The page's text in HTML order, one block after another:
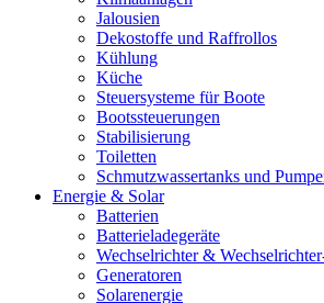
Jalousien
Dekostoffe und Raffrollos
Kühlung
Küche
Steuersysteme für Boote
Bootssteuerungen
Stabilisierung
Toiletten
Schmutzwassertanks und
Energie & Solar
Batterien
Batterieladegeräte
Wechselrichter &
Generatoren
Solarenergie